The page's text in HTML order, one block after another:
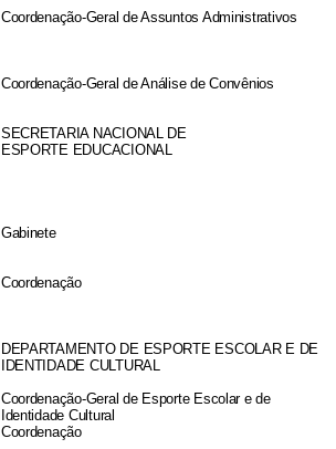
Coordenação-Geral de Assuntos Administrativos
Coordenação-Geral de Análise de Convênios
SECRETARIA NACIONAL DE
ESPORTE EDUCACIONAL
Gabinete
Coordenação
DEPARTAMENTO DE ESPORTE ESCOLAR E DE
IDENTIDADE CULTURAL
Coordenação-Geral de Esporte Escolar e de
Identidade Cultural
Coordenação